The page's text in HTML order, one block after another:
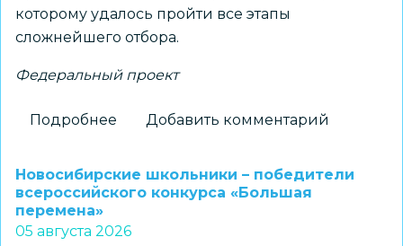
которому удалось пройти все этапы
сложнейшего отбора.
Федеральный проект
Подробнее
установит
региона
Добавить комментарий
Новосибирские школьники – победители
всероссийского конкурса «Большая
перемена»
05 августа 2026